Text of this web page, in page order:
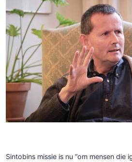
Sintobins missie is nu “om mensen die